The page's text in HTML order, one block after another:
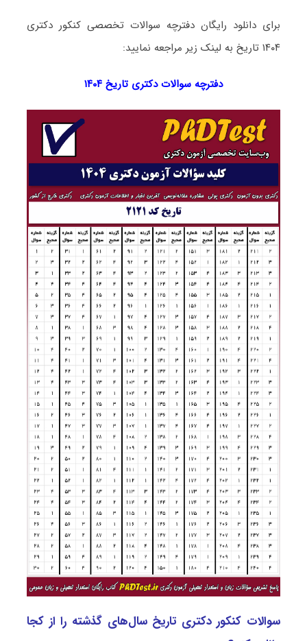
برای دانلود رایگان دفترچه سوالات تخصصی کنکور دکتری
۱۴۰۴ تاریخ به لینک زیر مراجعه نمایید:
دفترچه سوالات دکتری تاریخ ۱۴۰۴
سوالات کنکور دکتری تاریخ سال‌های گذشته را از کجا